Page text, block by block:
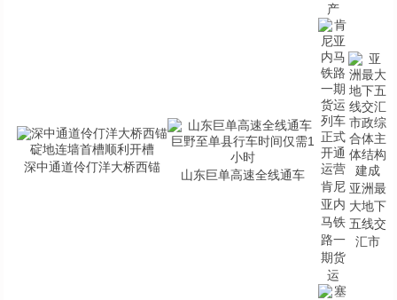
产
深中通道伶仃洋大桥西锚
山东巨单高速全线通车
肯尼
亚内
马铁
路一
期货
运
亚洲最
大地下
五线交
汇市